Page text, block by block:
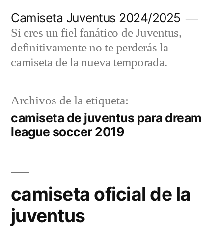
contenido
Camiseta Juventus 2024/2025
Si eres un fiel fanático de Juventus,
definitivamente no te perderás la
camiseta de la nueva temporada.
Archivos de la etiqueta:
camiseta de juventus para dream
league soccer 2019
camiseta oficial de la
juventus